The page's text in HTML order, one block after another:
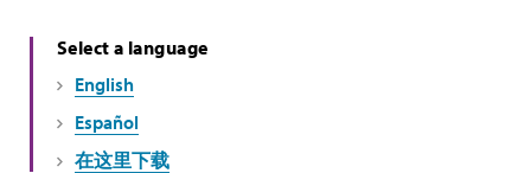
Select a language
English
Español
在这里下载